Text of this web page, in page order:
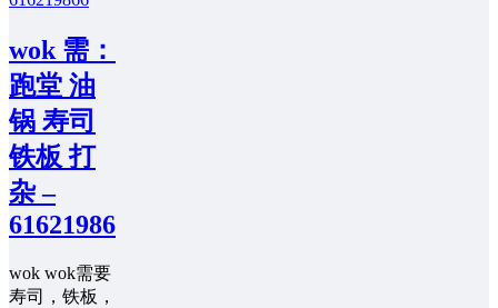
wok 需：
跑堂 油
锅 寿司
铁板 打
杂 –
616219866
wok wok需要
寿司，铁板，